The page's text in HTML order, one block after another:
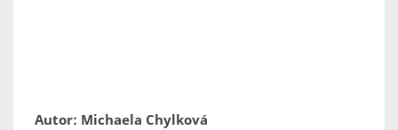
Autor: Michaela Chylková